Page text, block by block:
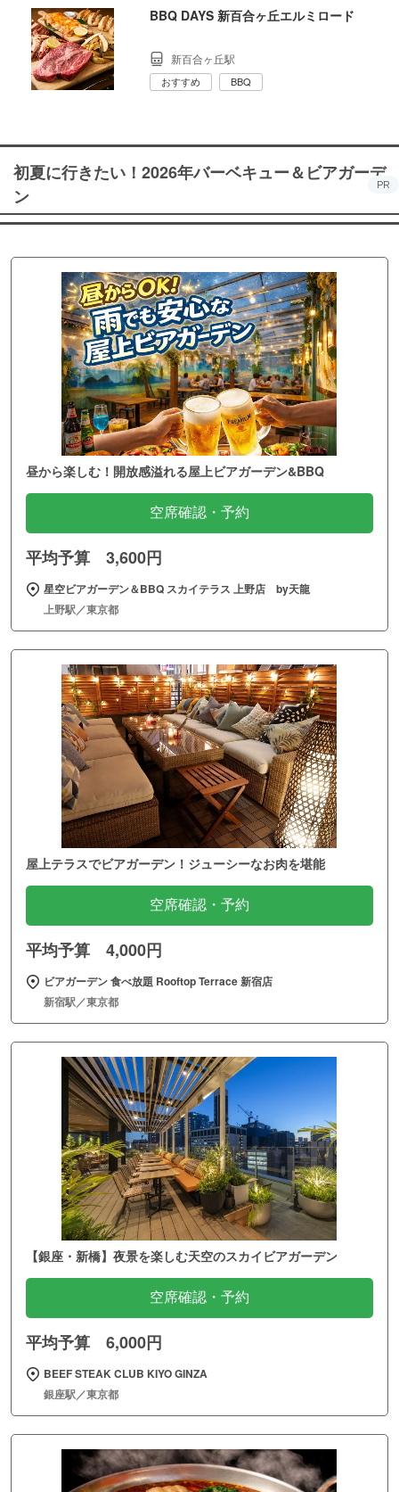
BBQ DAYS 新百合ヶ丘エルミロード
新百合ヶ丘駅
おすすめ BBQ
初夏に行きたい！2026年バーベキュー＆ビアガーデ
ン
PR
昼から楽しむ！開放感溢れる屋上ビアガーデン&BBQ
空席確認・予約
平均予算 3,600円
星空ビアガーデン＆BBQ スカイテラス 上野店 by天龍
上野駅／東京都
屋上テラスでビアガーデン！ジューシーなお肉を堪能
空席確認・予約
平均予算 4,000円
ビアガーデン 食べ放題 Rooftop Terrace 新宿店
新宿駅／東京都
【銀座・新橋】夜景を楽しむ天空のスカイビアガーデン
空席確認・予約
平均予算 6,000円
BEEF STEAK CLUB KIYO GINZA
銀座駅／東京都